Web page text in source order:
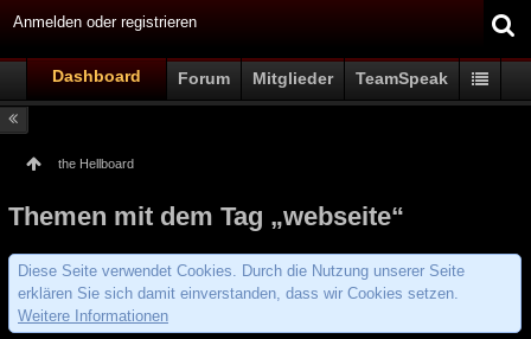
Anmelden oder registrieren
Dashboard Forum Mitglieder TeamSpeak
the Hellboard
Themen mit dem Tag „webseite“
Diese Seite verwendet Cookies. Durch die Nutzung unserer Seite
erklären Sie sich damit einverstanden, dass wir Cookies setzen.
Weitere Informationen